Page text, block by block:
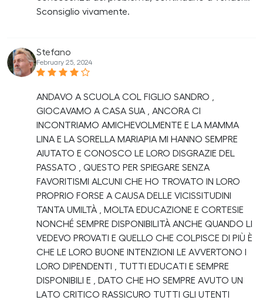
Sconsiglio vivamente.
Stefano
February 25, 2024
ANDAVO A SCUOLA COL FIGLIO SANDRO ,
GIOCAVAMO A CASA SUA , ANCORA CI
INCONTRIAMO AMICHEVOLMENTE E LA MAMMA
LINA E LA SORELLA MARIAPIA MI HANNO SEMPRE
AIUTATO E CONOSCO LE LORO DISGRAZIE DEL
PASSATO , QUESTO PER SPIEGARE SENZA
FAVORITISMI ALCUNI CHE HO TROVATO IN LORO
PROPRIO FORSE A CAUSA DELLE VICISSITUDINI
TANTA UMILTÀ , MOLTA EDUCAZIONE E CORTESIE
NONCHÉ SEMPRE DISPONIBILITÀ ANCHE QUANDO LI
VEDEVO PROVATI E QUELLO CHE COLPISCE DI PIÙ È
CHE LE LORO BUONE INTENZIONI LE AVVERTONO I
LORO DIPENDENTI , TUTTI EDUCATI E SEMPRE
DISPONIBILI E , DATO CHE HO SEMPRE AVUTO UN
LATO CRITICO RASSICURO TUTTI GLI UTENTI